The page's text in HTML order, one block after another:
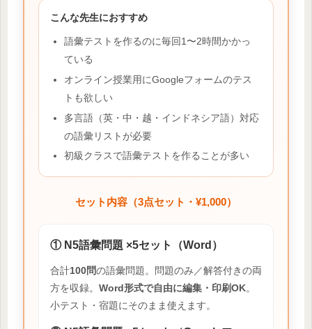
こんな先生におすすめ
語彙テストを作るのに毎回1〜2時間かかっ
ている
オンライン授業用にGoogleフォームのテス
トも欲しい
多言語（英・中・越・インドネシア語）対応
の語彙リストが必要
初級クラスで語彙テストを作ることが多い
セット内容（3点セット・¥1,000）
① N5語彙問題 ×5セット（Word）
合計100問の語彙問題。問題のみ／解答付きの両
方を収録。 Word形式で自由に編集・印刷OK。
小テスト・宿題にそのまま使えます。